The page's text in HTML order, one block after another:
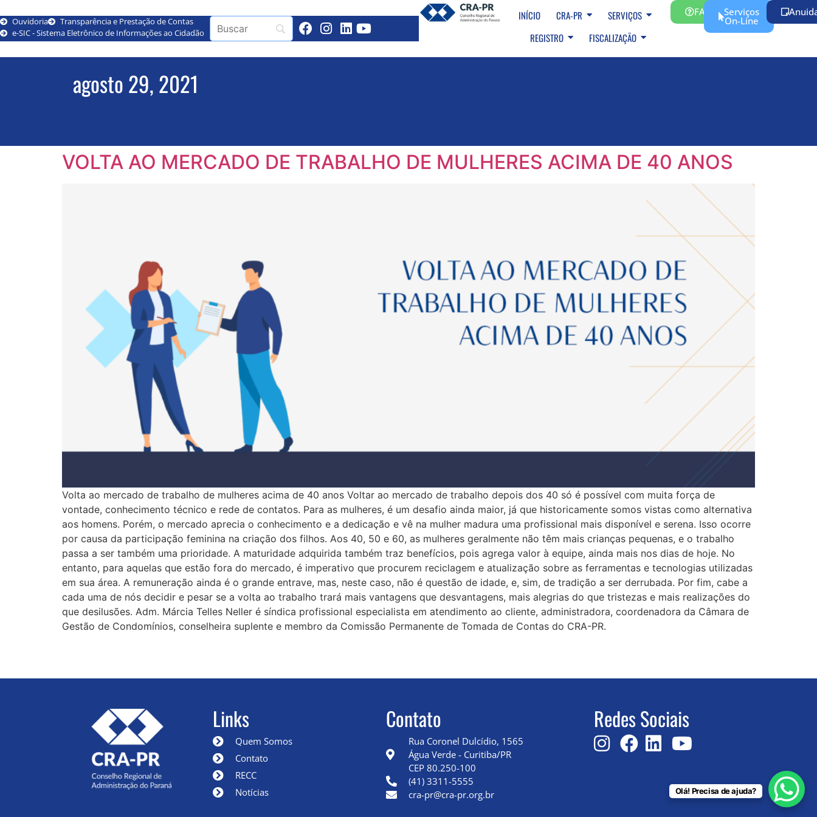
Ouvidoria
Transparência e Prestação de Contas
e-SIC - Sistema Eletrônico de Informações ao Cidadão
INÍCIO CRA-PR
SERVIÇOS
REGISTRO
FISCALIZAÇÃO
FAQ Serviços
On-Line
agosto 29, 2021
VOLTA AO MERCADO DE TRABALHO DE MULHERES ACIMA DE 40 ANOS
Volta ao mercado de trabalho de mulheres acima de 40 anos Voltar ao mercado de trabalho depois dos 40 só é possível com muita força de
vontade, conhecimento técnico e rede de contatos. Para as mulheres, é um desafio ainda maior, já que historicamente somos vistas como alternativa
aos homens. Porém, o mercado aprecia o conhecimento e a dedicação e vê na mulher madura uma profissional mais disponível e serena. Isso ocorre
por causa da participação feminina na criação dos filhos. Aos 40, 50 e 60, as mulheres geralmente não têm mais crianças pequenas, e o trabalho
passa a ser também uma prioridade. A maturidade adquirida também traz benefícios, pois agrega valor à equipe, ainda mais nos dias de hoje. No
entanto, para aquelas que estão fora do mercado, é imperativo que procurem reciclagem e atualização sobre as ferramentas e tecnologias utilizadas
em sua área. A remuneração ainda é o grande entrave, mas, neste caso, não é questão de idade, e, sim, de tradição a ser derrubada. Por fim, cabe a
cada uma de nós decidir e pesar se a volta ao trabalho trará mais vantagens que desvantagens, mais alegrias do que tristezas e mais realizações do
que desilusões. Adm. Márcia Telles Neller é síndica profissional especialista em atendimento ao cliente, administradora, coordenadora da Câmara de
Gestão de Condomínios, conselheira suplente e membro da Comissão Permanente de Tomada de Contas do CRA-PR.
Links
Quem Somos
Contato
RECC
Notícias
Contato
Rua Coronel Dulcídio, 1565
Água Verde - Curitiba/PR
CEP 80.250-100
(41) 3311-5555
cra-pr@cra-pr.org.br
Redes Sociais
Olá! Precisa de ajuda?